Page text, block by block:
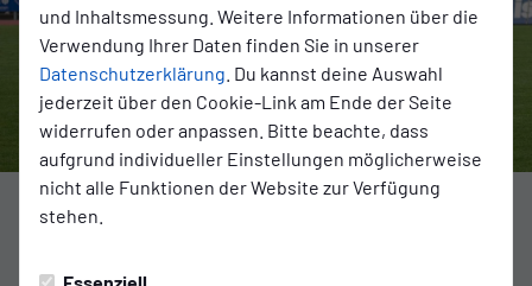
und Inhaltsmessung. Weitere Informationen über die
Verwendung Ihrer Daten finden Sie in unserer
Datenschutzerklärung . Du kannst deine Auswahl
jederzeit über den Cookie-Link am Ende der Seite
widerrufen oder anpassen. Bitte beachte, dass
aufgrund individueller Einstellungen möglicherweise
nicht alle Funktionen der Website zur Verfügung
stehen.
Foto: VfB Oldenburg
Donnerstag, 11.05.2023 10:00 Uhr